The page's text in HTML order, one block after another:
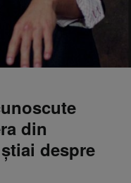
din
despre